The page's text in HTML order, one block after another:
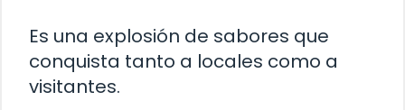
Es una explosión de sabores que
conquista tanto a locales como a
visitantes.